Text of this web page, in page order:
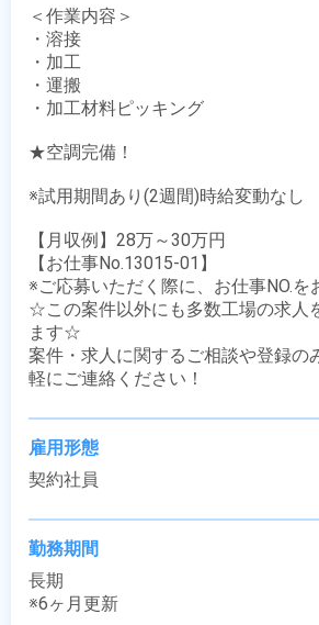
＜作業内容＞
・溶接
・加工
・運搬
・加工材料ピッキング
★空調完備！
※試用期間あり(2週間)時給変動なし
【月収例】28万～30万円
【お仕事No.13015-01】
※ご応募いただく際に、お仕事NO.を
☆この案件以外にも多数工場の求人
ます☆
案件・求人に関するご相談や登録の
軽にご連絡ください！
雇用形態
契約社員
勤務期間
長期
※6ヶ月更新